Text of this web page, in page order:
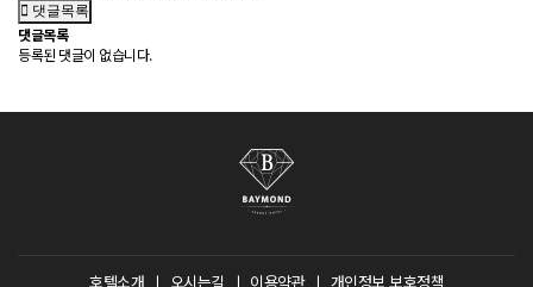
댓글목록
댓글목록
등록된 댓글이 없습니다.
호텔소개 ㅣ 오시는길 ㅣ 이용약관 ㅣ 개인정보 보호정책